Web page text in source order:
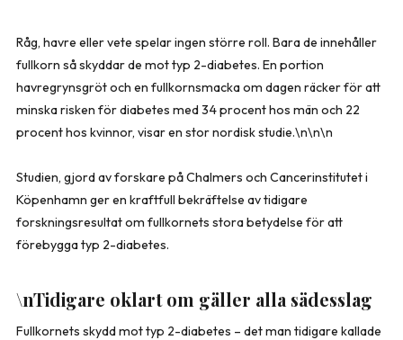
Råg, havre eller vete spelar ingen större roll. Bara de innehåller
fullkorn så skyddar de mot typ 2-diabetes. En portion
havregrynsgröt och en fullkornsmacka om dagen räcker för att
minska risken för diabetes med 34 procent hos män och 22
procent hos kvinnor, visar en stor nordisk studie.\n\n\n
Studien, gjord av forskare på Chalmers och Cancerinstitutet i
Köpenhamn ger en kraftfull bekräftelse av tidigare
forskningsresultat om fullkornets stora betydelse för att
förebygga typ 2-diabetes.
\nTidigare oklart om gäller alla sädesslag
Fullkornets skydd mot typ 2-diabetes – det man tidigare kallade